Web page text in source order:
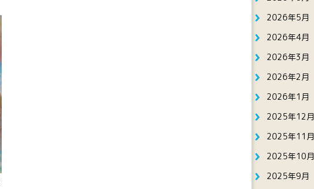
2026年5月
2026年4月
2026年3月
2026年2月
2026年1月
2025年12月
2025年11月
2025年10月
2025年9月